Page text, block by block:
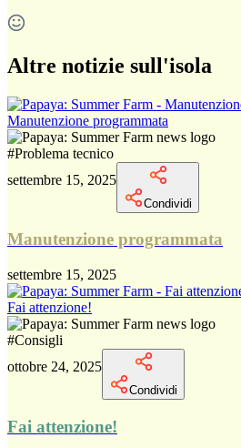
Altre notizie sull'isola
Manutenzione programmata
#Problema tecnico
settembre 15, 2025
Condividi
Manutenzione programmata
settembre 15, 2025
Fai attenzione!
#Consigli
ottobre 24, 2025
Condividi
Fai attenzione!